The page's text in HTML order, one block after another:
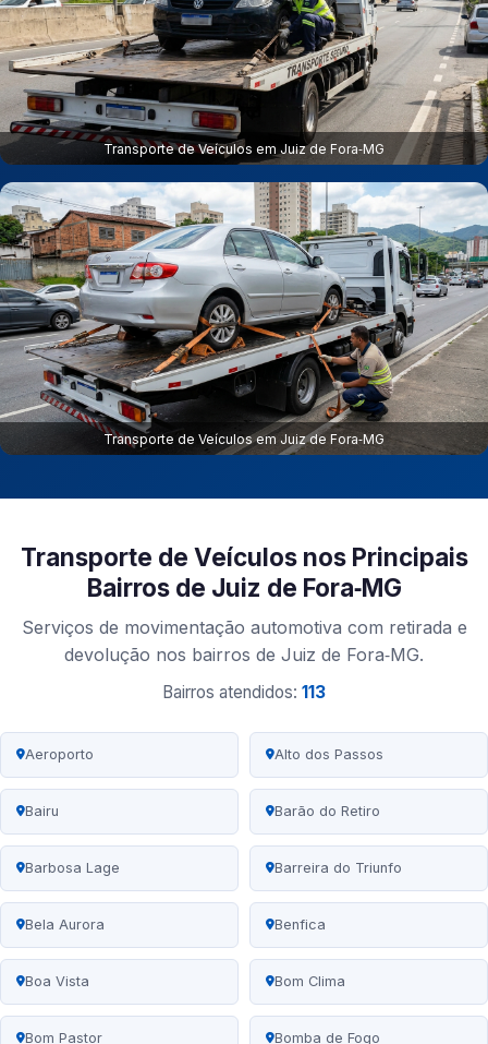
Transporte de Veículos em Juiz de Fora‑MG
Transporte de Veículos em Juiz de Fora‑MG
Transporte de Veículos nos Principais
Bairros de Juiz de Fora‑MG
Serviços de movimentação automotiva com retirada e
devolução nos bairros de Juiz de Fora‑MG.
Bairros atendidos: 113
Aeroporto Alto dos Passos
Bairu Barão do Retiro
Barbosa Lage Barreira do Triunfo
Bela Aurora Benfica
Boa Vista Bom Clima
Bom Pastor Bomba de Fogo